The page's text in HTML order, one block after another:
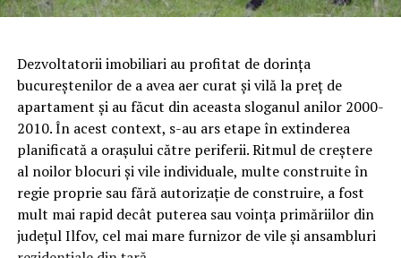
Dezvoltatorii imobiliari au profitat de dorinţa
bucureştenilor de a avea aer curat şi vilă la preţ de
apartament şi au făcut din aceasta sloganul anilor 2000-
2010. În acest context, s-au ars etape în extinderea
planificată a oraşului către periferii. Ritmul de creştere
al noilor blocuri şi vile individuale, multe construite în
regie proprie sau fără autorizaţie de construire, a fost
mult mai rapid decât puterea sau voinţa primăriilor din
judeţul Ilfov, cel mai mare furnizor de vile şi ansambluri